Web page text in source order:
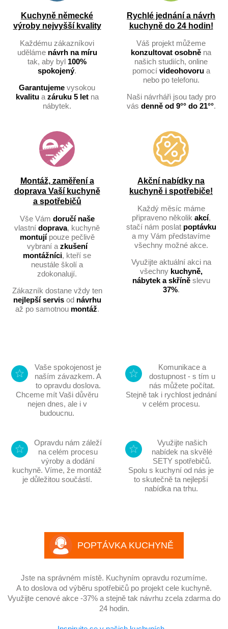
Kuchyně německé
výroby nejvyšší kvality
Každému zákazníkovi
uděláme návrh na míru
tak, aby byl 100%
spokojený.
Garantujeme vysokou
kvalitua záruku 5 letna
nábytek.
Rychlé jednání a návrh
kuchyně do 24 hodin!
Váš projekt můžeme
konzultovat osobně na
našich studiích, online
pomocí videohovorua
nebo po telefonu.
Naši návrháři jsou tady pro
vás denně od 9°° do 21°°.
Montáž, zaměření a
doprava Vaší kuchyně
a spotřebičů
Vše Vám doručí naše
vlastní doprava, kuchyně
montujípouze pečlivě
vybraní a zkušení
montážníci, kteří se
neustále školí a
zdokonalují.
Zákazník dostane vždy ten
nejlepší servisod návrhu
až po samotnou montáž.
Akční nabídky na
kuchyně i spotřebiče!
Každý měsíc máme
připraveno několik akcí,
stačí nám poslat poptávku
a my Vám představíme
všechny možné akce.
Využijte aktuální akci na
všechny kuchyně,
nábytek a skříněslevu
37%.
Vaše spokojenost je
naším závazkem. A
to opravdu doslova.
Chceme mít Vaši důvěru
nejen dnes, ale i v
budoucnu.
Komunikace a
dostupnost - s tím u
nás můžete počítat.
Stejně tak i rychlost jednání
v celém procesu.
Opravdu nám záleží
na celém procesu
výroby a dodání
kuchyně. Víme, že montáž
je důležitou součástí.
Využijte našich
nabídek na skvělé
SETY spotřebičů.
Spolu s kuchyní od nás je
to skutečně ta nejlepší
nabídka na trhu.
POPTÁVKA KUCHYNĚ
Jste na správném místě. Kuchyním opravdu rozumíme.
A to doslova od výběru spotřebičů po projekt cele kuchyně.
Využijte cenové akce -37% a stejně tak návrhu zcela zdarma do
24 hodin.